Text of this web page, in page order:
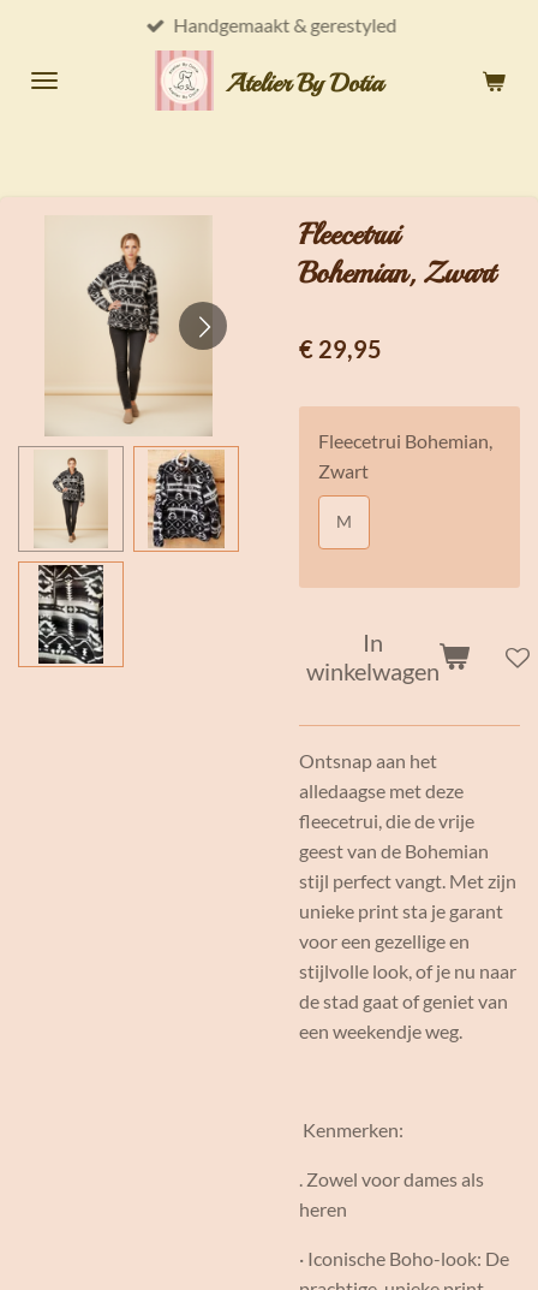
naar
Atelier By Dotia
Handgemaakt & gerestyled
Fleecetrui
Bohemian, Zwart
€ 29,95
Fleecetrui Bohemian,
Zwart
M
In
winkelwagen
Ontsnap aan het
alledaagse met deze
fleecetrui, die de vrije
geest van de Bohemian
stijl perfect vangt. Met zijn
unieke print sta je garant
voor een gezellige en
stijlvolle look, of je nu naar
de stad gaat of geniet van
een weekendje weg.
Kenmerken:
. Zowel voor dames als
heren
· Iconische Boho-look: De